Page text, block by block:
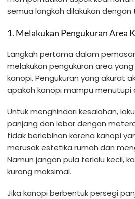
semua langkah dilakukan dengan
1. Melakukan Pengukuran Area
Langkah pertama dalam
melakukan pengukuran area
kanopi. Pengukuran yang akurat
apakah kanopi mampu menutupi
Untuk menghindari kesalahan,
panjang dan lebar dengan
tidak berlebihan karena kanopi
merusak estetika rumah dan
Namun jangan pula terlalu kecil,
kurang maksimal.
Jika kanopi berbentuk persegi